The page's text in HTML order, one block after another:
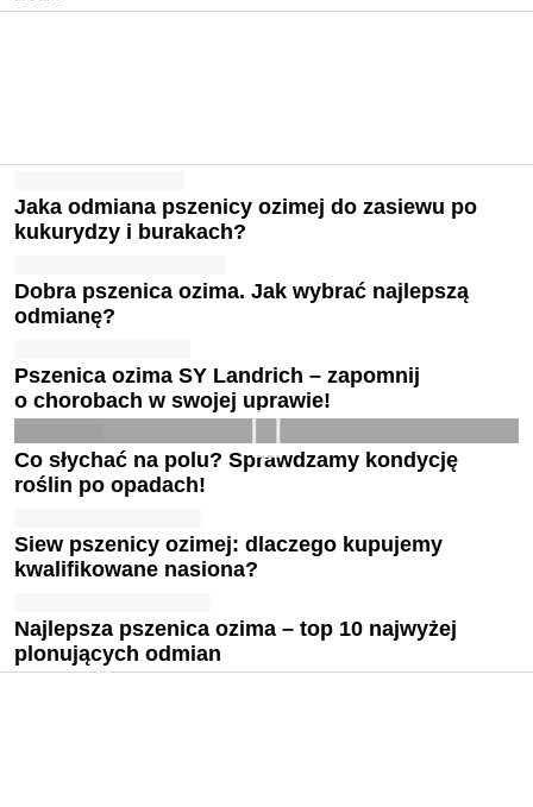
Jaka odmiana pszenicy ozimej do zasiewu po
kukurydzy i burakach?
Dobra pszenica ozima. Jak wybrać najlepszą
odmianę?
Pszenica ozima SY Landrich – zapomnij
o chorobach w swojej uprawie!
Co słychać na polu? Sprawdzamy kondycję
roślin po opadach!
Siew pszenicy ozimej: dlaczego kupujemy
kwalifikowane nasiona?
Najlepsza pszenica ozima – top 10 najwyżej
plonujących odmian